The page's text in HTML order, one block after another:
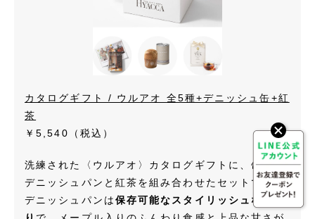
カタログギフト / ウルアオ 全5種+デニッシュ缶+紅
茶
￥5,540
（税込）
洗練された〈ウルアオ〉カタログギフトに、缶入り
デニッシュパンと紅茶を組み合わせたセットです。
デニッシュパンは保存可能なスタイリッシュな缶入